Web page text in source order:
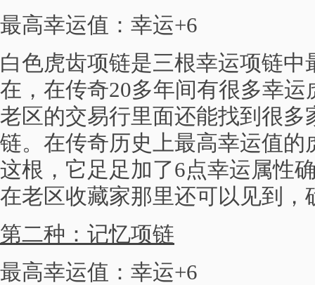
最高幸运值：幸运+6
白色虎齿项链是三根幸运项链
在，在传奇20多年间有很多幸
老区的交易行里面还能找到很多
链。在传奇历史上最高幸运值的
这根，它足足加了6点幸运属性
在老区收藏家那里还可以见到，
第二种：记忆项链
最高幸运值：幸运+6